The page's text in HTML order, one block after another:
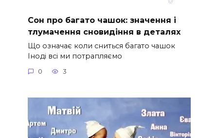
Сон про багато чашок: значення і
тлумачення сновидіння в деталях
Що означає коли сниться багато чашок
Іноді всі ми потрапляємо
0 3